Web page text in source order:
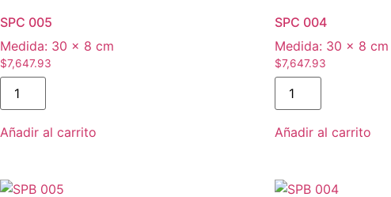
SPC 005
Medida: 30 × 8 cm
$7,647.93
SPC
005
cantidad
Añadir al carrito
SPC 004
Medida: 30 × 8 cm
$7,647.93
SPC
004
cantidad
Añadir al carrito